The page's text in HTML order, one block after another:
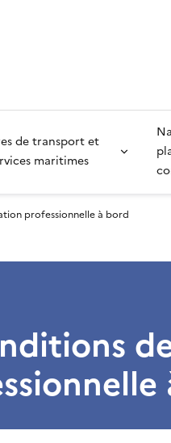
de transport et
maritimes
professionnelle à bord